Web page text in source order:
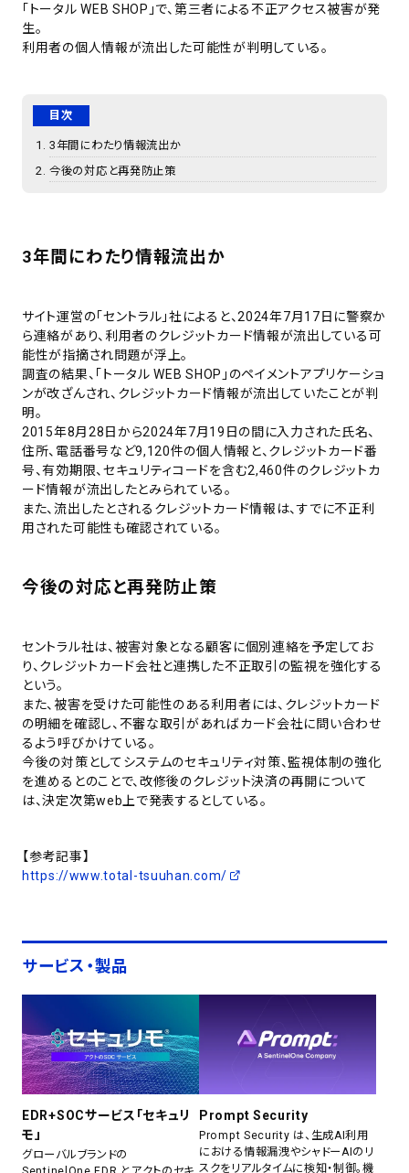
「トータル WEB SHOP」で、第三者による不正アクセス被害が発
生。
利用者の個人情報が流出した可能性が判明している。
目次
3年間にわたり情報流出か
今後の対応と再発防止策
3年間にわたり情報流出か
サイト運営の「セントラル」社によると、2024年7月17日に警察か
ら連絡があり、利用者のクレジットカード情報が流出している可
能性が指摘され問題が浮上。
調査の結果、「トータル WEB SHOP」のペイメントアプリケーショ
ンが改ざんされ、クレジットカード情報が流出していたことが判
明。
2015年8月28日から2024年7月19日の間に入力された氏名、
住所、電話番号など9,120件の個人情報と、クレジットカード番
号、有効期限、セキュリティコードを含む2,460件のクレジットカ
ード情報が流出したとみられている。
また、流出したとされるクレジットカード情報は、すでに不正利
用された可能性も確認されている。
今後の対応と再発防止策
セントラル社は、被害対象となる顧客に個別連絡を予定してお
り、クレジットカード会社と連携した不正取引の監視を強化する
という。
また、被害を受けた可能性のある利用者には、クレジットカード
の明細を確認し、不審な取引があればカード会社に問い合わせ
るよう呼びかけている。
今後の対策としてシステムのセキュリティ対策、監視体制の強化
を進めるとのことで、改修後のクレジット決済の再開について
は、決定次第web上で発表するとしている。
【参考記事】
https://www.total-tsuuhan.com/
サービス・製品
EDR+SOCサービス「セキュリ
モ」
グローバルブランドの
Prompt Security
Prompt Security は、生成AI利用
における情報漏洩やシャドーAIのリ
スクをリアルタイムに検知・制御。機